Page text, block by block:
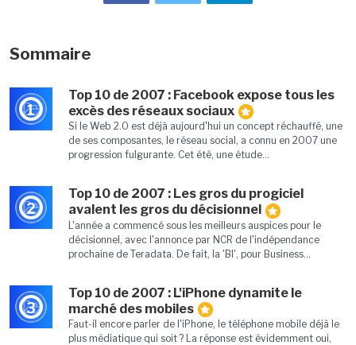
Sommaire
1
Top 10 de 2007 : Facebook expose tous les
excès des réseaux sociaux
Si le Web 2.0 est déjà aujourd'hui un concept réchauffé, une
de ses composantes, le réseau social, a connu en 2007 une
progression fulgurante. Cet été, une étude...
2
Top 10 de 2007 : Les gros du progiciel
avalent les gros du décisionnel
L'année a commencé sous les meilleurs auspices pour le
décisionnel, avec l'annonce par NCR de l'indépendance
prochaine de Teradata. De fait, la 'BI', pour Business...
3
Top 10 de 2007 : L'iPhone dynamite le
marché des mobiles
Faut-il encore parler de l'iPhone, le téléphone mobile déjà le
plus médiatique qui soit ? La réponse est évidemment oui,